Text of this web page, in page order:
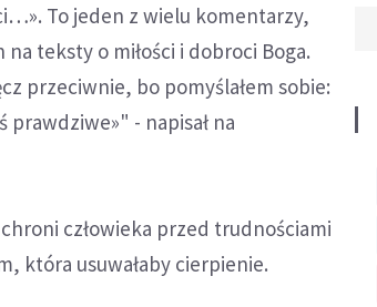
To jeden z wielu komentarzy,
teksty o miłości i dobroci Boga.
przeciwnie, bo pomyślałem sobie:
- napisał na
chroni człowieka przed trudnościami
która usuwałaby cierpienie.